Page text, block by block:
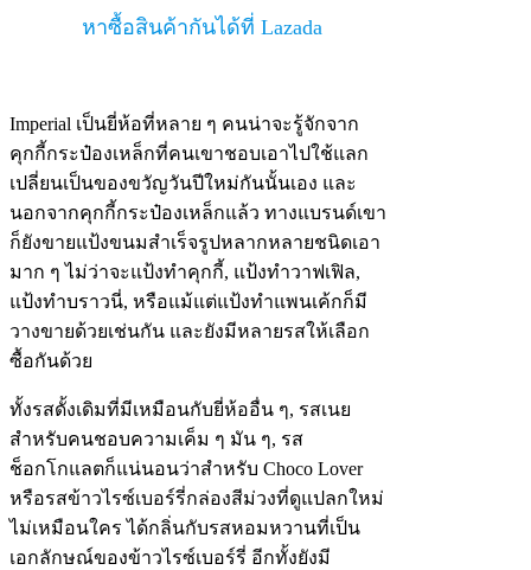
หาซื้อสินค้ากันได้ที่ Lazada
Imperial เป็นยี่ห้อที่หลาย ๆ คนน่าจะรู้จักจาก
คุกกี้กระป๋องเหล็กที่คนเขาชอบเอาไปใช้แลก
เปลี่ยนเป็นของขวัญวันปีใหม่กันนั้นเอง และ
นอกจากคุกกี้กระป๋องเหล็กแล้ว ทางแบรนด์เขา
ก็ยังขายแป้งขนมสำเร็จรูปหลากหลายชนิดเอา
มาก ๆ ไม่ว่าจะแป้งทำคุกกี้, แป้งทำวาฟเฟิล,
แป้งทำบราวนี่, หรือแม้แต่แป้งทำแพนเค้กก็มี
วางขายด้วยเช่นกัน และยังมีหลายรสให้เลือก
ซื้อกันด้วย
ทั้งรสดั้งเดิมที่มีเหมือนกับยี่ห้ออื่น ๆ, รสเนย
สำหรับคนชอบความเค็ม ๆ มัน ๆ, รส
ช็อกโกแลตก็แน่นอนว่าสำหรับ Choco Lover
หรือรสข้าวไรซ์เบอร์รี่กล่องสีม่วงที่ดูแปลกใหม่
ไม่เหมือนใคร ได้กลิ่นกับรสหอมหวานที่เป็น
เอกลักษณ์ของข้าวไรซ์เบอร์รี่ อีกทั้งยังมี